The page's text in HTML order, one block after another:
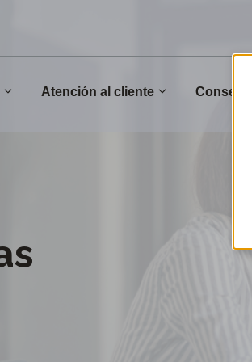
Atención al cliente